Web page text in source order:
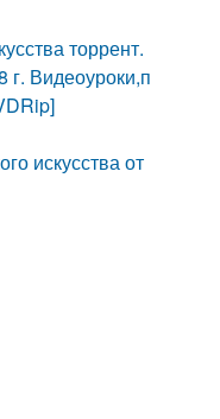
торрент.
г. Видеоуроки,п
искусства от